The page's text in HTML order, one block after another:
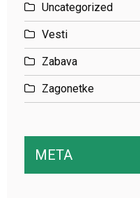
Uncategorized
Vesti
Zabava
Zagonetke
META